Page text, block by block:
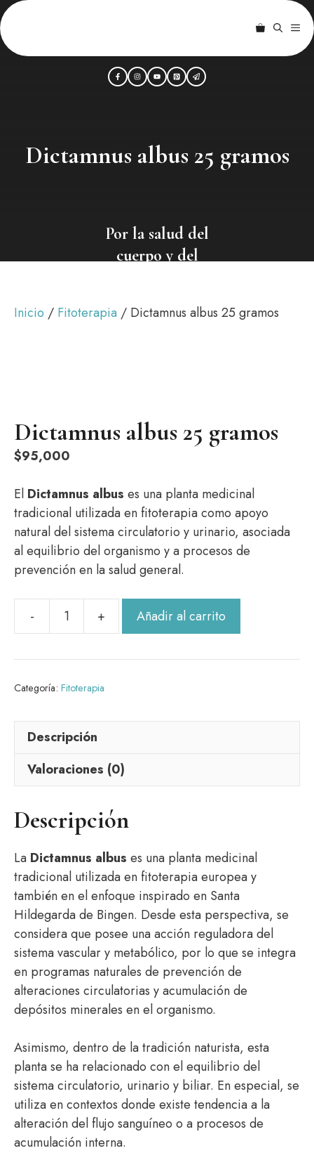
Saltar
al
contenido
Dictamnus albus 25 gramos
Por la salud del
cuerpo y del
Inicio / Fitoterapia / Dictamnus albus 25 gramos
Dictamnus albus 25 gramos
$95,000
El Dictamnus albus es una planta medicinal
tradicional utilizada en fitoterapia como apoyo
natural del sistema circulatorio y urinario, asociada
al equilibrio del organismo y a procesos de
prevención en la salud general.
Dictamnus
25
Añadir al carrito
Categoría: Fitoterapia
Descripción
Valoraciones (0)
Descripción
La Dictamnus albus es una planta medicinal
tradicional utilizada en fitoterapia europea y
también en el enfoque inspirado en Santa
Hildegarda de Bingen. Desde esta perspectiva, se
considera que posee una acción reguladora del
sistema vascular y metabólico, por lo que se integra
en programas naturales de prevención de
alteraciones circulatorias y acumulación de
depósitos minerales en el organismo.
Asimismo, dentro de la tradición naturista, esta
planta se ha relacionado con el equilibrio del
sistema circulatorio, urinario y biliar. En especial, se
utiliza en contextos donde existe tendencia a la
alteración del flujo sanguíneo o a procesos de
acumulación interna.